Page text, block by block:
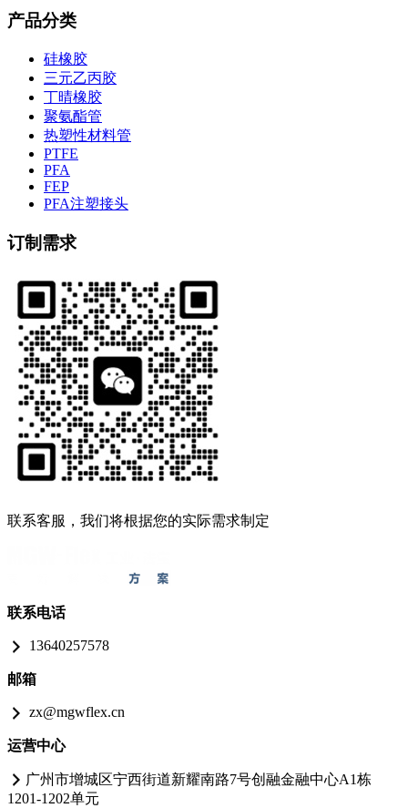
产品分类
硅橡胶
三元乙丙胶
丁晴橡胶
聚氨酯管
热塑性材料管
PTFE
PFA
FEP
PFA注塑接头
订制需求
联系客服，我们将根据您的实际需求制定
联系电话
13640257578
邮箱
zx@mgwflex.cn
运营中心
广州市增城区宁西街道新耀南路7号创融金融中心A1栋
1201-1202单元